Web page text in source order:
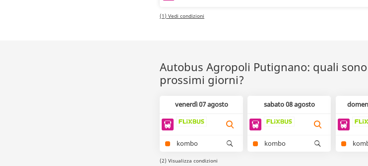
(1) Vedi condizioni
Autobus Agropoli Putignano: quali
prossimi giorni?
venerdì 07 agosto
kombo
sabato 08 agosto
kombo
(2) Visualizza condizioni